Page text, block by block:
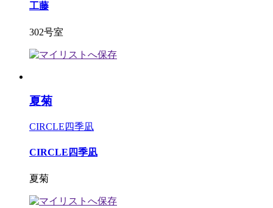
工藤
302号室
夏菊
CIRCLE四季凪
CIRCLE四季凪
夏菊